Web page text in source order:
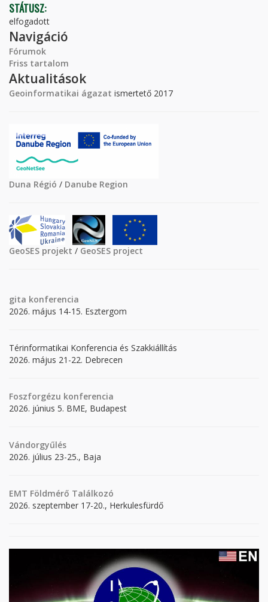
STÁTUSZ:
elfogadott
Navigáció
Fórumok
Friss tartalom
Aktualitások
Geoinformatikai ágazat ismertető 2017
Duna Régió / Danube Region
GeoSES projekt / GeoSES project
gita konferencia
2026. május 14-15. Esztergom
Térinformatikai Konferencia és Szakkiállítás
2026. május 21-22. Debrecen
Foszforgézu konferencia
2026. június 5. BME, Budapest
Vándorgyűlés
2026. július 23-25., Baja
EMT Földmérő Találkozó
2026. szeptember 17-20., Herkulesfürdő